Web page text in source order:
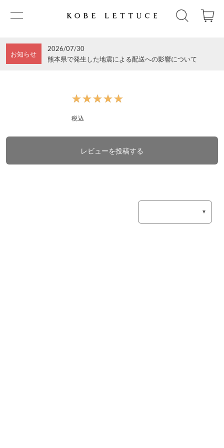
お知らせ
2026/07/30
熊本県で発生した地震による配送への影響について
★★★★★
★★★★★
税込
レビューを投稿する